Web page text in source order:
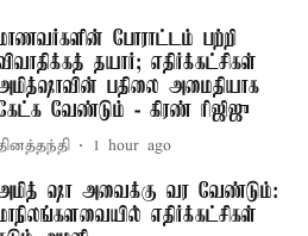
போராட்டம் பற்றி
தயார்; எதிர்க்கட்சிகள்
பதிலை அமைதியாக
வேண்டும் - கிரண் ரிஜிஜு
1 hour ago
ஷா அவைக்கு வர வேண்டும்:
எதிர்க்கட்சிகள்